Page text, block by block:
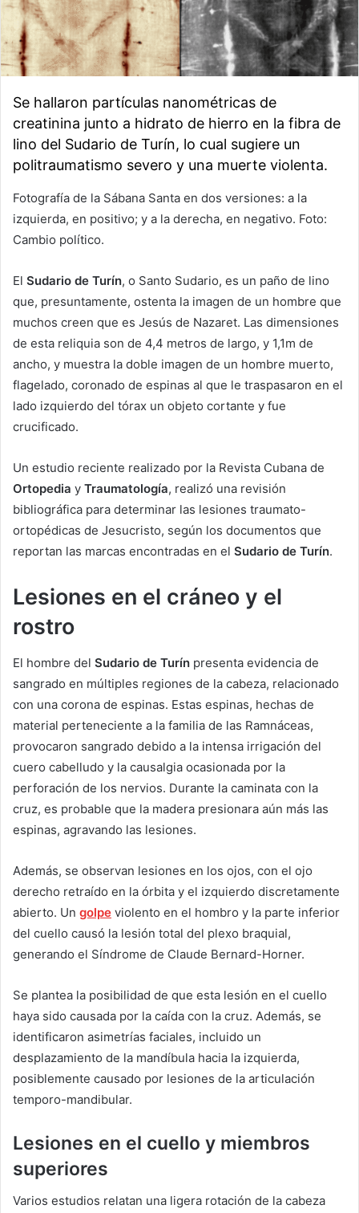
Se hallaron partículas nanométricas de
creatinina junto a hidrato de hierro en la fibra de
lino del Sudario de Turín, lo cual sugiere un
politraumatismo severo y una muerte violenta.
Fotografía de la Sábana Santa en dos versiones: a la
izquierda, en positivo; y a la derecha, en negativo. Foto:
Cambio político.
El Sudario de Turín, o Santo Sudario, es un paño de lino
que, presuntamente, ostenta la imagen de un hombre que
muchos creen que es Jesús de Nazaret. Las dimensiones
de esta reliquia son de 4,4 metros de largo, y 1,1m de
ancho, y muestra la doble imagen de un hombre muerto,
flagelado, coronado de espinas al que le traspasaron en el
lado izquierdo del tórax un objeto cortante y fue
crucificado.
Un estudio reciente realizado por la Revista Cubana de
Ortopedia y Traumatología, realizó una revisión
bibliográfica para determinar las lesiones traumato-
ortopédicas de Jesucristo, según los documentos que
reportan las marcas encontradas en el Sudario de Turín.
Lesiones en el cráneo y el
rostro
El hombre del Sudario de Turín presenta evidencia de
sangrado en múltiples regiones de la cabeza, relacionado
con una corona de espinas. Estas espinas, hechas de
material perteneciente a la familia de las Ramnáceas,
provocaron sangrado debido a la intensa irrigación del
cuero cabelludo y la causalgia ocasionada por la
perforación de los nervios. Durante la caminata con la
cruz, es probable que la madera presionara aún más las
espinas, agravando las lesiones.
Además, se observan lesiones en los ojos, con el ojo
derecho retraído en la órbita y el izquierdo discretamente
abierto. Un golpe violento en el hombro y la parte inferior
del cuello causó la lesión total del plexo braquial,
generando el Síndrome de Claude Bernard-Horner.
Se plantea la posibilidad de que esta lesión en el cuello
haya sido causada por la caída con la cruz. Además, se
identificaron asimetrías faciales, incluido un
desplazamiento de la mandíbula hacia la izquierda,
posiblemente causado por lesiones de la articulación
temporo-mandibular.
Lesiones en el cuello y miembros
superiores
Varios estudios relatan una ligera rotación de la cabeza